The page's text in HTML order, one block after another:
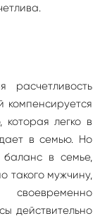
расчетливость
компенсируется
легко в
в семью. Но
в семье,
такого мужчину,
действительно